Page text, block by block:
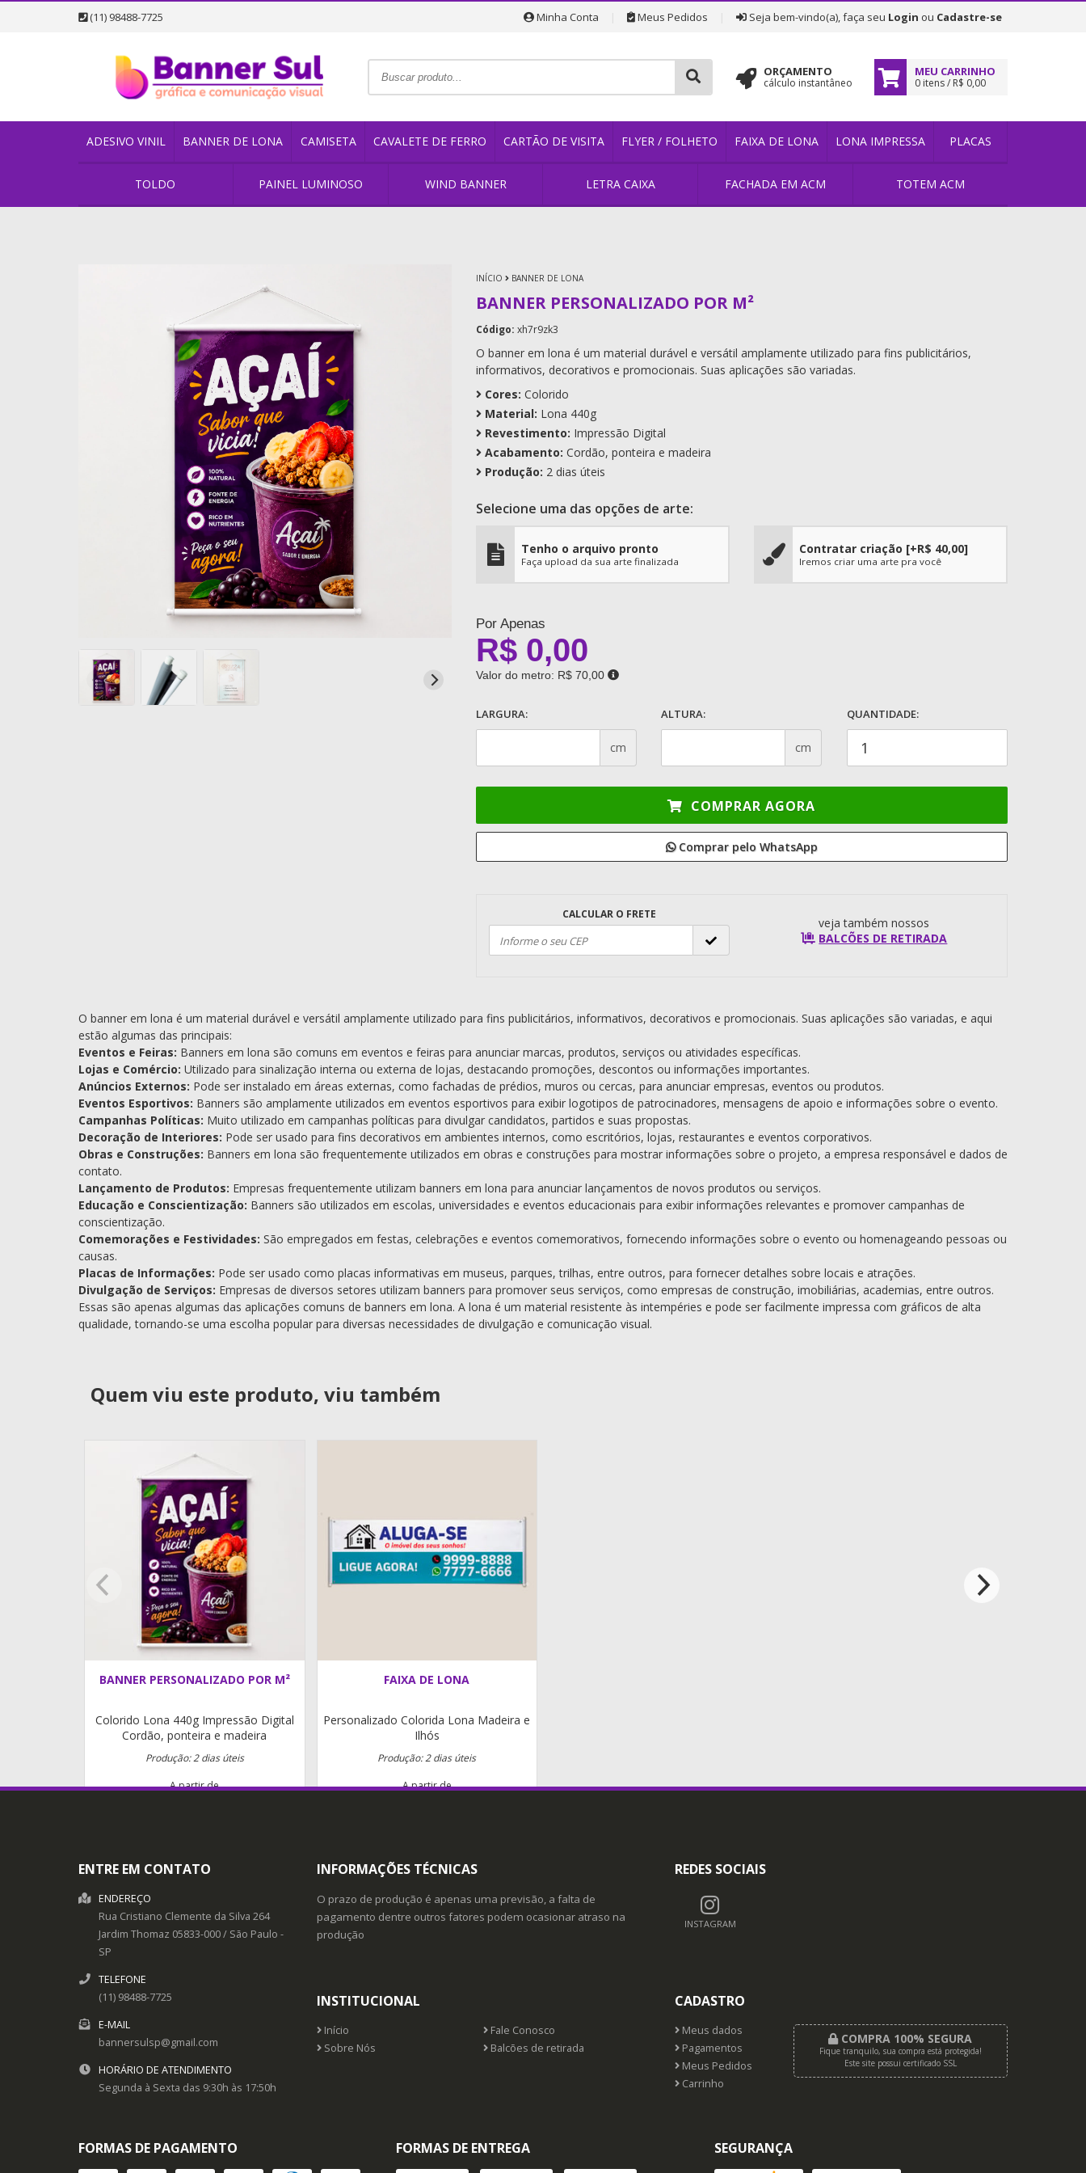
(11) 98488-7725 Minha Conta Meus Pedidos Seja bem-vindo(a), faça seu Login ou Cadastre-se
ORÇAMENTO
cálculo instantâneo
MEU CARRINHO
0 itens / R$ 0,00
ADESIVO VINIL BANNER DE LONA CAMISETA CAVALETE DE FERRO CARTÃO DE VISITA FLYER / FOLHETO FAIXA DE LONA LONA IMPRESSA PLACAS
TOLDO PAINEL LUMINOSO WIND BANNER LETRA CAIXA FACHADA EM ACM TOTEM ACM
INÍCIO BANNER DE LONA
BANNER PERSONALIZADO POR M²
Código: xh7r9zk3
O banner em lona é um material durável e versátil amplamente utilizado para fins publicitários,
informativos, decorativos e promocionais. Suas aplicações são variadas.
Cores: Colorido
Material: Lona 440g
Revestimento: Impressão Digital
Acabamento: Cordão, ponteira e madeira
Produção: 2 dias úteis
Selecione uma das opções de arte:
Tenho o arquivo pronto
Faça upload da sua arte finalizada
Contratar criação [+R$ 40,00]
Iremos criar uma arte pra você
Por Apenas
R$ 0,00
Valor do metro: R$ 70,00
LARGURA:
cm
ALTURA:
cm
QUANTIDADE:
COMPRAR AGORA
Comprar pelo WhatsApp
CALCULAR O FRETE
veja também nossos
BALCÕES DE RETIRADA
O banner em lona é um material durável e versátil amplamente utilizado para fins publicitários, informativos, decorativos e promocionais. Suas aplicações são variadas, e aqui
estão algumas das principais:
Eventos e Feiras: Banners em lona são comuns em eventos e feiras para anunciar marcas, produtos, serviços ou atividades específicas.
Lojas e Comércio: Utilizado para sinalização interna ou externa de lojas, destacando promoções, descontos ou informações importantes.
Anúncios Externos: Pode ser instalado em áreas externas, como fachadas de prédios, muros ou cercas, para anunciar empresas, eventos ou produtos.
Eventos Esportivos: Banners são amplamente utilizados em eventos esportivos para exibir logotipos de patrocinadores, mensagens de apoio e informações sobre o evento.
Campanhas Políticas: Muito utilizado em campanhas políticas para divulgar candidatos, partidos e suas propostas.
Decoração de Interiores: Pode ser usado para fins decorativos em ambientes internos, como escritórios, lojas, restaurantes e eventos corporativos.
Obras e Construções: Banners em lona são frequentemente utilizados em obras e construções para mostrar informações sobre o projeto, a empresa responsável e dados de
contato.
Lançamento de Produtos: Empresas frequentemente utilizam banners em lona para anunciar lançamentos de novos produtos ou serviços.
Educação e Conscientização: Banners são utilizados em escolas, universidades e eventos educacionais para exibir informações relevantes e promover campanhas de
conscientização.
Comemorações e Festividades: São empregados em festas, celebrações e eventos comemorativos, fornecendo informações sobre o evento ou homenageando pessoas ou
causas.
Placas de Informações: Pode ser usado como placas informativas em museus, parques, trilhas, entre outros, para fornecer detalhes sobre locais e atrações.
Divulgação de Serviços: Empresas de diversos setores utilizam banners para promover seus serviços, como empresas de construção, imobiliárias, academias, entre outros.
Essas são apenas algumas das aplicações comuns de banners em lona. A lona é um material resistente às intempéries e pode ser facilmente impressa com gráficos de alta
qualidade, tornando-se uma escolha popular para diversas necessidades de divulgação e comunicação visual.
Quem viu este produto, viu também
BANNER PERSONALIZADO POR M²
Colorido Lona 440g Impressão Digital
Cordão, ponteira e madeira
Produção: 2 dias úteis
A partir de
FAIXA DE LONA
Personalizado Colorida Lona Madeira e
Ilhós
Produção: 2 dias úteis
A partir de
ENTRE EM CONTATO
ENDEREÇO
Rua Cristiano Clemente da Silva 264
Jardim Thomaz 05833-000/ São Paulo -
SP
TELEFONE
(11) 98488-7725
E-MAIL
bannersulsp@gmail.com
HORÁRIO DE ATENDIMENTO
Segunda à Sexta das 9:30h às 17:50h
INFORMAÇÕES TÉCNICAS
O prazo de produção é apenas uma previsão, a falta de
pagamento dentre outros fatores podem ocasionar atraso na
produção
REDES SOCIAIS
INSTAGRAM
INSTITUCIONAL
Início
Fale Conosco
Sobre Nós
Balcões de retirada
CADASTRO
Meus dados
Pagamentos
Meus Pedidos
Carrinho
COMPRA 100% SEGURA
Fique tranquilo, sua compra está protegida!
Este site possui certificado SSL
FORMAS DE PAGAMENTO FORMAS DE ENTREGA SEGURANÇA